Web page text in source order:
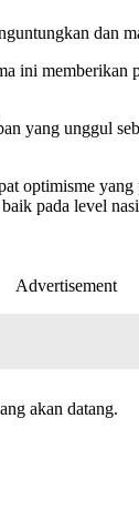
dan
ini
yang unggul
pada level
Advertisement
akan datang.